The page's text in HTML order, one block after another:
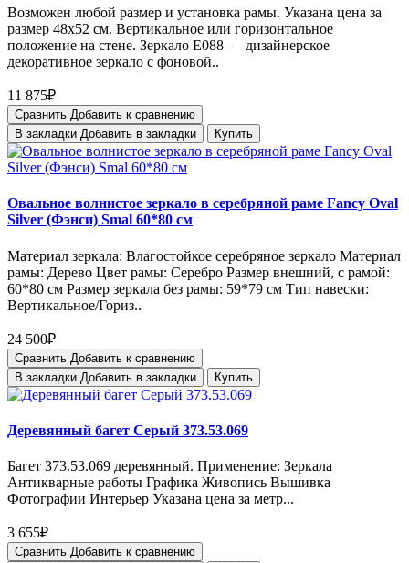
Возможен любой размер и установка рамы. Указана цена за
размер 48х52 см. Вертикальное или горизонтальное
положение на стене. Зеркало E088 — дизайнерское
декоративное зеркало с фоновой..
11 875₽
Сравнить Добавить к сравнению
В закладки Добавить в закладки Купить
Овальное волнистое зеркало в серебряной раме Fancy Oval
Silver (Фэнси) Smal 60*80 см
Материал зеркала: Влагостойкое серебряное зеркало Материал
рамы: Дерево Цвет рамы: Серебро Размер внешний, с рамой:
60*80 см Размер зеркала без рамы: 59*79 см Тип навески:
Вертикальное/Гориз..
24 500₽
Сравнить Добавить к сравнению
В закладки Добавить в закладки Купить
Деревянный багет Серый 373.53.069
Багет 373.53.069 деревянный. Применение: Зеркала
Антикварные работы Графика Живопись Вышивка
Фотографии Интерьер Указана цена за метр...
3 655₽
Сравнить Добавить к сравнению